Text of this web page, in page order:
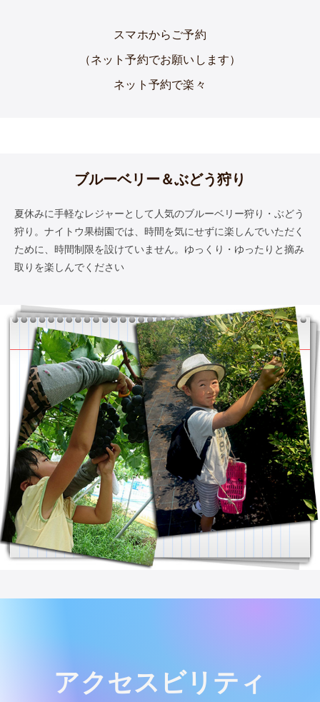
スマホからご予約
（ネット予約でお願いします）
ネット予約で楽々
ブルーベリー＆ぶどう狩り
夏休みに手軽なレジャーとして人気のブルーベリー狩り・ぶどう
狩り。ナイトウ果樹園では、時間を気にせずに楽しんでいただく
ために、時間制限を設けていません。ゆっくり・ゆったりと摘み
取りを楽しんでください
アクセスビリティ